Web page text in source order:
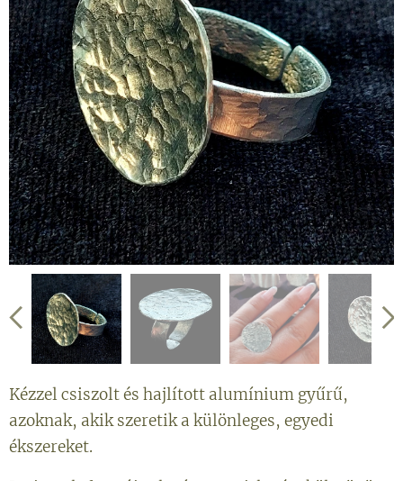
Kézzel csiszolt és hajlított alumínium gyűrű,
azoknak, akik szeretik a különleges, egyedi
ékszereket.